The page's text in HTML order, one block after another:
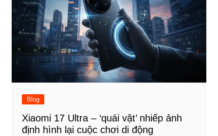
Blog
Xiaomi 17 Ultra – ‘quái vật’ nhiếp ảnh
định hình lại cuộc chơi di động